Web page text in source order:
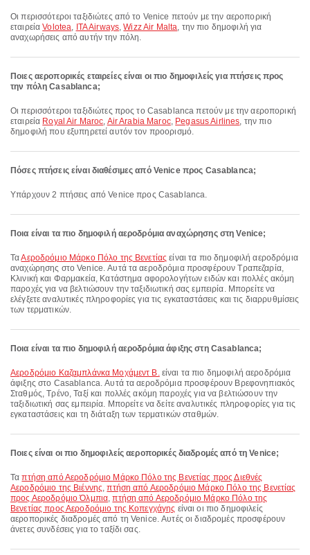
Οι περισσότεροι ταξιδιώτες από το Venice πετούν με την αεροπορική
εταιρείαVolotea, ITA Airways,Wizz Air Malta, την πιο δημοφιλή για
αναχωρήσεις από αυτήν την πόλη.
Ποιες αεροπορικές εταιρείες είναι οι πιο δημοφιλείς για πτήσεις προς
την πόλη Casablanca;
Οι περισσότεροι ταξιδιώτες προς το Casablanca πετούν με την αεροπορική
εταιρεία Royal Air Maroc, Air Arabia Maroc, Pegasus Airlines, την πιο
δημοφιλή που εξυπηρετεί αυτόν τον προορισμό.
Πόσες πτήσεις είναι διαθέσιμες από Venice προς Casablanca;
Υπάρχουν 2 πτήσεις από Venice προς Casablanca.
Ποια είναι τα πιο δημοφιλή αεροδρόμια αναχώρησης στη Venice;
ΤαΑεροδρόμιο Μάρκο Πόλο της Βενετίας είναι τα πιο δημοφιλή αεροδρόμια
αναχώρησης στο Venice. Αυτά τα αεροδρόμια προσφέρουν Τραπεζαρία,
Κλινική και Φαρμακεία, Κατάστημα αφορολογήτων ειδών και πολλές ακόμη
παροχές για να βελτιώσουν την ταξιδιωτική σας εμπειρία. Μπορείτε να
ελέγξετε αναλυτικές πληροφορίες για τις εγκαταστάσεις και τις διαρρυθμίσεις
των τερματικών.
Ποια είναι τα πιο δημοφιλή αεροδρόμια άφιξης στη Casablanca;
Αεροδρόμιο Καζαμπλάνκα Μοχάμεντ Β.είναι τα πιο δημοφιλή αεροδρόμια
άφιξης στο Casablanca. Αυτά τα αεροδρόμια προσφέρουν Βρεφονηπιακός
Σταθμός, Τρένο, Ταξί και πολλές ακόμη παροχές για να βελτιώσουν την
ταξιδιωτική σας εμπειρία. Μπορείτε να δείτε αναλυτικές πληροφορίες για τις
εγκαταστάσεις και τη διάταξη των τερματικών σταθμών.
Ποιες είναι οι πιο δημοφιλείς αεροπορικές διαδρομές από τη Venice;
Ταπτήση από Αεροδρόμιο Μάρκο Πόλο της Βενετίας προς Διεθνές
Αεροδρόμιο της Βιέννης,πτήση από Αεροδρόμιο Μάρκο Πόλο της Βενετίας
προς Αεροδρόμιο Όλμπια,πτήση από Αεροδρόμιο Μάρκο Πόλο της
Βενετίας προς Αεροδρόμιο της Κοπεγχάγης είναι οι πιο δημοφιλείς
αεροπορικές διαδρομές από τη Venice. Αυτές οι διαδρομές προσφέρουν
άνετες συνδέσεις για το ταξίδι σας.